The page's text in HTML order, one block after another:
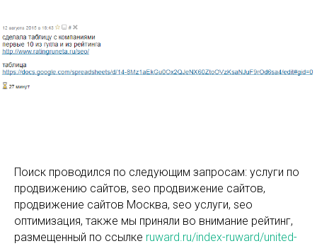
Поиск проводился по следующим запросам: услуги по
продвижению сайтов, seo продвижение сайтов,
продвижение сайтов Москва, seo услуги, seo
оптимизация, также мы приняли во внимание рейтинг,
размещенный по ссылке ruward.ru/index-ruward/united-